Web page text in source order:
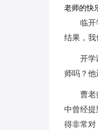
老师的快
临
结果，我
开学
师吗？他
曹老
中曾经
得非常对